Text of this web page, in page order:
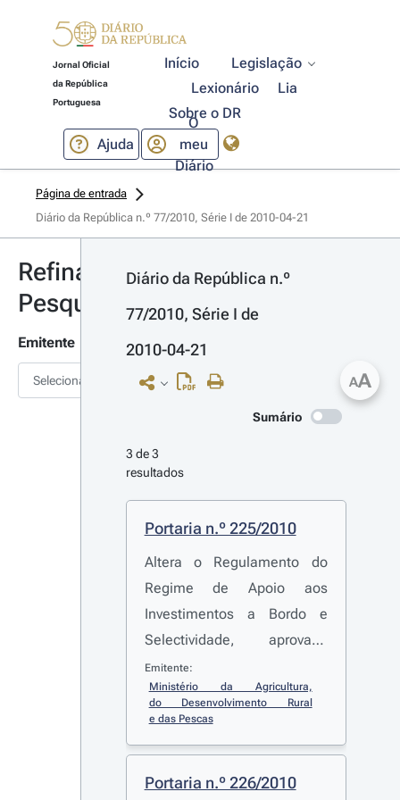
Jornal Oficial
da República
Portuguesa
Início
Legislação
Lexionário
Lia
Sobre o DR
Ajuda
O
meu
Diário
Página de entrada
Diário da República n.º 77/2010, Série I de 2010-04-21
Refinar
Pesquisa
Emitente
Selecionar
Diário da República n.º
77/2010, Série I de
2010-04-21
Sumário
3 de 3
resultados
Portaria n.º 225/2010
Altera o Regulamento do
Regime de Apoio aos
Investimentos a Bordo e
Selectividade, aprovado
pelaPortaria n.º 424-
F/2008, de 13 de Junho
Emitente:
Ministério da Agricultura,
do Desenvolvimento Rural
e das Pescas
Portaria n.º 226/2010
AA